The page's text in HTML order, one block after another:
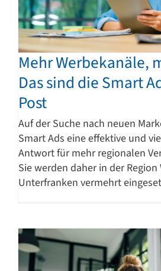
Mehr Werbekanäle,
Das sind die Smart
Post
Auf der Suche nach neuen
Smart Ads eine effektive und
Antwort für mehr regionalen
Sie werden daher in der
Unterfranken vermehrt